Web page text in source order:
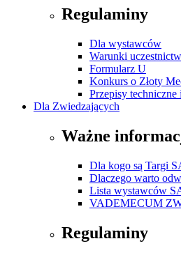
Regulaminy
Dla wystawców
Warunki
Formularz U
Konkurs o Złoty
Przepisy
Dla Zwiedzających
Ważne
Dla kogo są Targi
Dlaczego warto
Lista wystawców
VADEMECUM
Regulaminy